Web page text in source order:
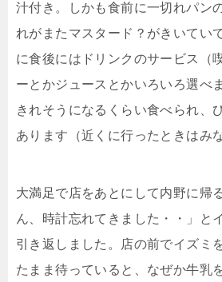
汁付き。しかも食前に一切れパン
れがまたマスタード？がきいてい
に食後にはドリンクのサービス（
ーとかジュースとかいろいろ選べ
きれそうになるくらい食べられ、
あります（近くに行ったときはみ
大満足で店をあとにして内野に帰
ん、時計忘れてきました・・」と
引き返しました。店の前でイズミ
たまま待っていると、なぜか牛乳